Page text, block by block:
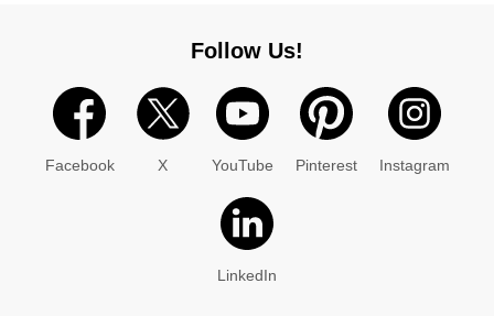
Follow Us!
Facebook X YouTube Pinterest Instagram
LinkedIn